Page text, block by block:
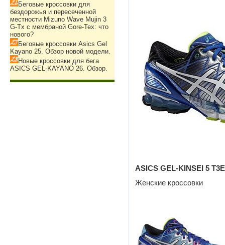
ASICS GEL-KINSEI 5 T3
Женские кроссовки
Беговые кроссовки для
бездорожья и пересеченной
местности Mizuno Wave Mujin 3
G-Tx с мембраной Gore-Tex: что
нового?
Беговые кроссовки Asics Gel
Kayano 25. Обзор новой модели.
Новые кроссовки для бега
ASICS GEL-KAYANO 26. Обзор.